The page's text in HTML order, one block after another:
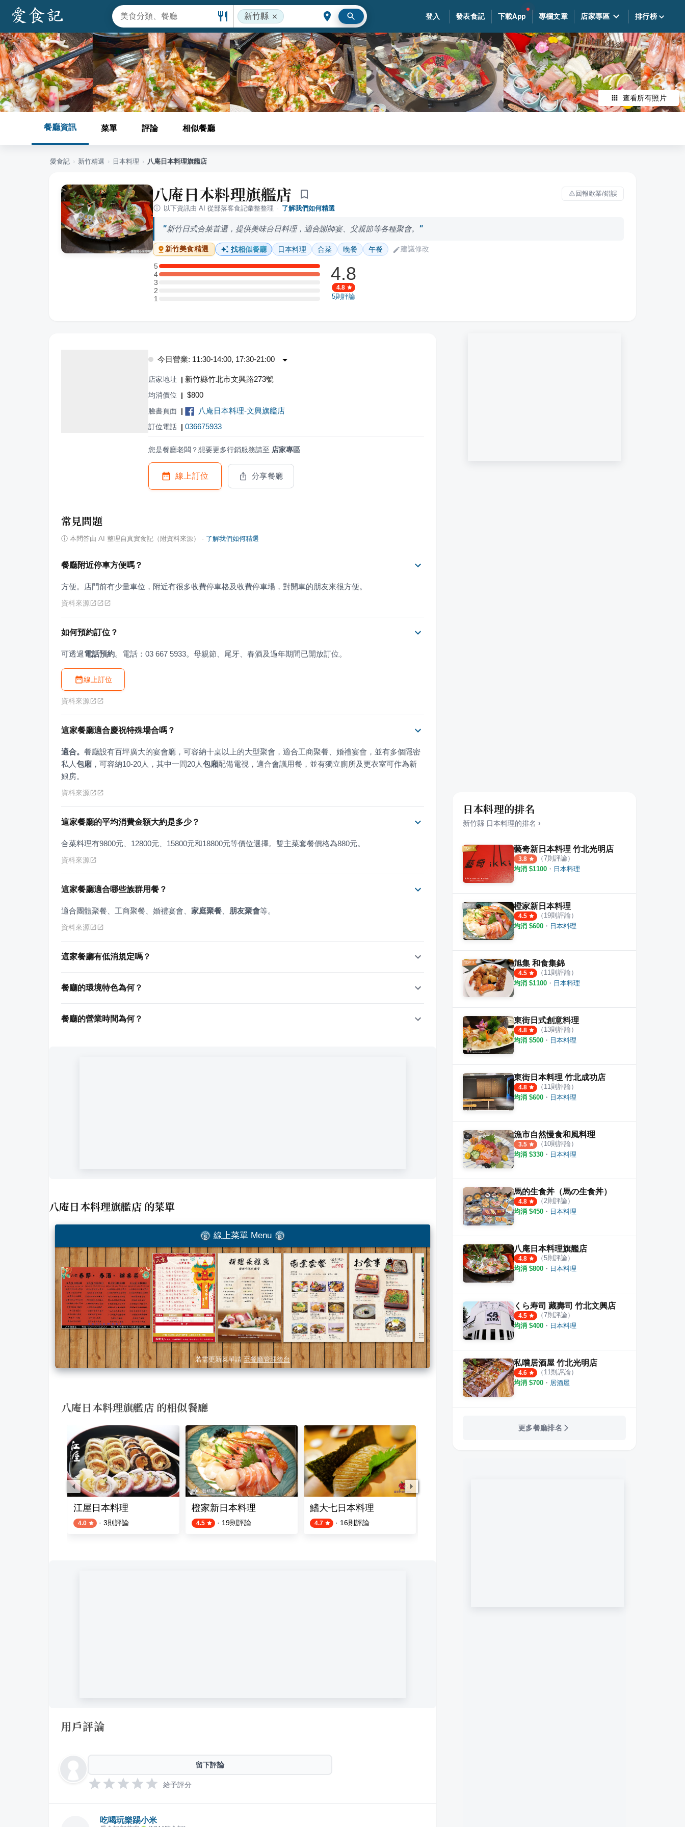
新竹縣 登入 發表食記 下載App 專欄文章 店家專區 排行榜
查看所有照片
餐廳資訊 菜單 評論 相似餐廳
愛食記 › 新竹精選 › 日本料理 › 八庵日本料理旗艦店
八庵日本料理旗艦店
回報歇業/錯誤
以下資訊由 AI 從部落客食記彙整整理 · 了解我們如何精選
新竹日式合菜首選，提供美味台日料理，適合謝師宴、父親節等各種聚會。
新竹美食精選 找相似餐廳 日本料理 合菜 晚餐 午餐 建議修改
5
5 星：1 則評論
4
4 星：1 則評論
3
3 星：0 則評論
2
2 星：0 則評論
11 星：0 則評論
4.8
4.8
5則評論
今日營業: 11:30-14:00, 17:30-21:00
店家地址 | 新竹縣竹北市文興路273號
均消價位 | $800
臉書頁面 | 八庵日本料理-文興旗艦店
訂位電話 | 036675933
您是餐廳老闆？想要更多行銷服務請至 店家專區
線上訂位 分享餐廳
常見問題
ⓘ 本問答由 AI 整理自真實食記（附資料來源） · 了解我們如何精選
餐廳附近停車方便嗎？
方便。店門前有少量車位，附近有很多收費停車格及收費停車場，對開車的朋友來很方便。
資料來源
如何預約訂位？
可透過電話預約。電話：03 667 5933。母親節、尾牙、春酒及過年期間已開放訂位。
線上訂位
資料來源
這家餐廳適合慶祝特殊場合嗎？
適合。 餐廳設有百坪廣大的宴會廳，可容納十桌以上的大型聚會，適合工商聚餐、婚禮宴會，並有多個隱密
私人包廂 ，可容納10-20人，其中一間20人包廂配備電視，適合會議用餐，並有獨立廁所及更衣室可作為新
娘房。
資料來源
這家餐廳的平均消費金額大約是多少？
合菜料理有9800元、12800元、15800元和18800元等價位選擇。雙主菜套餐價格為880元。
資料來源
這家餐廳適合哪些族群用餐？
適合團體聚餐、工商聚餐、婚禮宴會、 家庭聚餐 朋友聚會等。
資料來源
這家餐廳有低消規定嗎？
餐廳的環境特色為何？
餐廳的營業時間為何？
八庵日本料理旗艦店的菜單
線上菜單 Menu
若需更新菜單請 至餐廳管理後台
八庵日本料理旗艦店 的相似餐廳
江屋日本料理
4.0 · 3則評論
橙家新日本料理
4.5 · 19則評論
鰭大七日本料理
4.7 · 16則評論
用戶評論
留下評論
給予評分
吃喝玩樂踢小米
日本料理的排名
新竹縣 日本料理的排名 ›
藝奇新日本料理 竹北光明店
3.8 （7則評論）
均消 $1100 ・ 日本料理
橙家新日本料理
4.5 （ 19則評論）
均消 $600 ・ 日本料理
旭集 和食集錦
4.5 （ 11則評論）
均消 $1100 ・ 日本料理
東街日式創意料理
4.8 （ 13則評論）
均消 $500 ・ 日本料理
東街日本料理 竹北成功店
4.8 （ 11則評論）
均消 $600 ・ 日本料理
漁市自然慢食和風料理
3.5 （ 10則評論）
均消 $330 ・ 日本料理
馬的生食丼（馬の生食丼）
4.8 （2則評論）
均消 $450 ・ 日本料理
八庵日本料理旗艦店
4.8 （5則評論）
均消 $800 ・ 日本料理
くら寿司 藏壽司 竹北文興店
4.5 （7則評論）
均消 $400 ・ 日本料理
私嚐居酒屋 竹北光明店
4.6 （ 11則評論）
均消 $700 ・ 居酒屋
更多餐廳排名